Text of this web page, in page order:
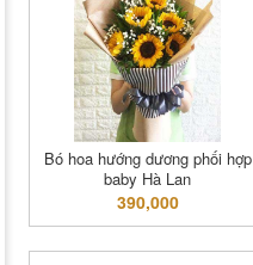
Bó hoa hướng dương phối hợp
baby Hà Lan
390,000